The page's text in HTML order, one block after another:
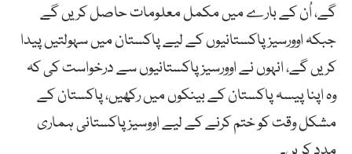
گے، اُن کے بارے میں مکمل معلومات حاصل کریں گے
جبکہ اوورسیز پاکستانیوں کے لیے پاکستان میں سہولتیں پیدا
کریں گے، انہوں نے اوورسیز پاکستانیوں سے درخواست کی کہ
وہ اپنا پیسہ پاکستان کے بینکوں میں رکھیں، پاکستان کے
مشکل وقت کو ختم کرنے کے لیے اووسیز پاکستانی ہماری